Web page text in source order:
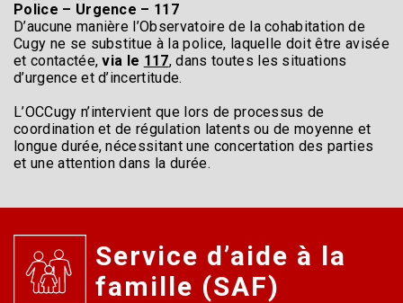
Police – Urgence – 117
D’aucune manière l’Observatoire de la cohabitation de
Cugy ne se substitue à la police, laquelle doit être avisée
et contactée,via le 117, dans toutes les situations
d’urgence et d’incertitude.
L’OCCugy n’intervient que lors de processus de
coordination et de régulation latents ou de moyenne et
longue durée, nécessitant une concertation des parties
et une attention dans la durée.
Service d’aide à la
famille (SAF)